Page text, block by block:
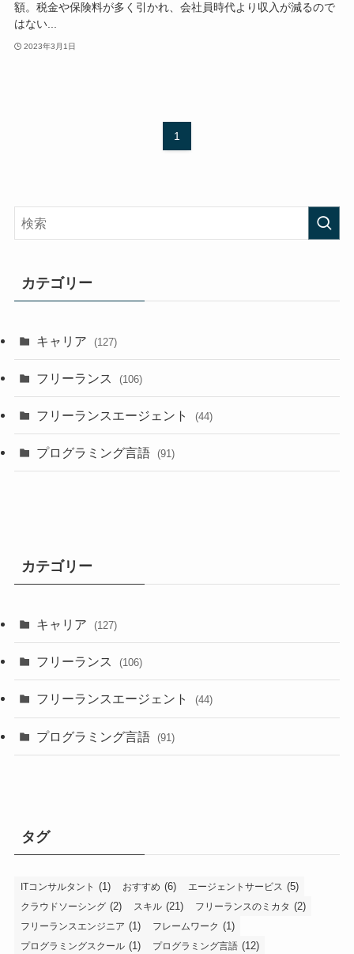
額。税金や保険料が多く引かれ、会社員時代より収入が減るので
はない...
2023年3月1日
1
カテゴリー
キャリア (127)
フリーランス (106)
フリーランスエージェント (44)
プログラミング言語 (91)
カテゴリー
キャリア (127)
フリーランス (106)
フリーランスエージェント (44)
プログラミング言語 (91)
タグ
ITコンサルタント (1) おすすめ (6) エージェントサービス (5)
クラウドソーシング (2) スキル (21) フリーランスのミカタ (2)
フリーランスエンジニア (1) フレームワーク (1)
プログラミングスクール (1) プログラミング言語 (12)